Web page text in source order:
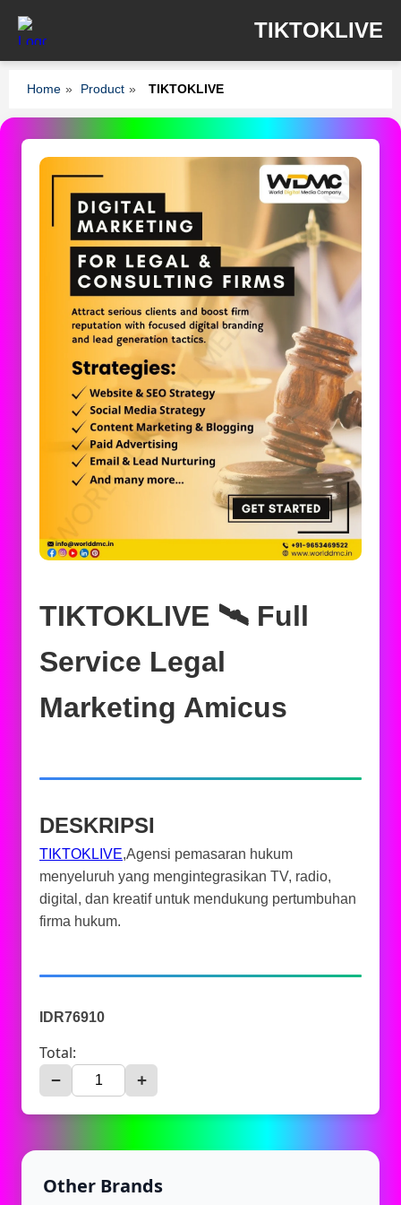
TIKTOKLIVE
Home » Product » TIKTOKLIVE
TIKTOKLIVE 🛰️‍ Full
Service Legal
Marketing Amicus
DESKRIPSI
TIKTOKLIVE,Agensi pemasaran hukum
menyeluruh yang mengintegrasikan TV, radio,
digital, dan kreatif untuk mendukung pertumbuhan
firma hukum.
IDR76910
Total:
− +
Other Brands